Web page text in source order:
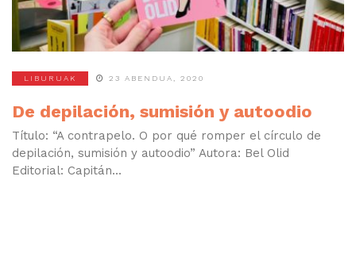
LIBURUAK 23 ABENDUA, 2020
De depilación, sumisión y autoodio
Título: “A contrapelo. O por qué romper el círculo de
depilación, sumisión y autoodio” Autora: Bel Olid
Editorial: Capitán...